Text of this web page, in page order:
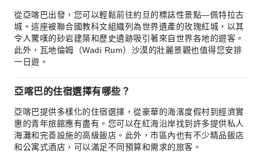
從亞喀巴出發，您可以輕鬆前往約旦的標誌性景點—佩特拉古
城。這座被聯合國教科文組織列為世界遺產的玫瑰紅城，以其
令人驚嘆的砂岩建築和歷史遺跡吸引著來自世界各地的遊客。
此外，瓦地倫姆（Wadi Rum）沙漠的壯麗景觀也值得您安排
一日遊。
亞喀巴的住宿選擇有哪些？
亞喀巴提供多樣化的住宿選擇，從豪華的海濱度假村到經濟實
惠的青年旅館應有盡有。您可以在紅海沿岸找到許多提供私人
海灘和完善設施的高級飯店。此外，市區內也有不少精品飯店
和公寓式酒店，可以滿足不同預算和需求的旅客。